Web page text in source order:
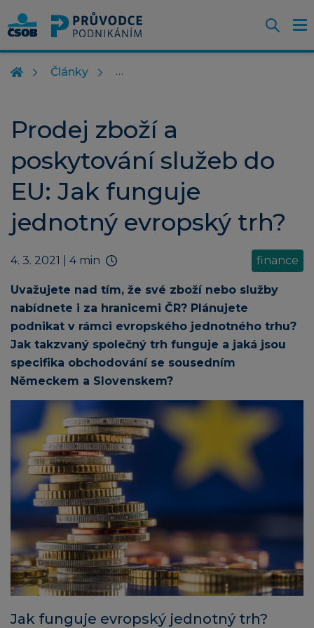
Články
Prodej zboží a
poskytování služeb do
EU: Jak funguje
jednotný evropský trh?
4. 3. 2021 | 4 min finance
Uvažujete nad tím, že své zboží nebo služby
nabídnete i za hranicemi ČR? Plánujete
podnikat v rámci evropského jednotného trhu?
Jak takzvaný společný trh funguje a jaká jsou
specifika obchodování se sousedním
Německem a Slovenskem?
Jak funguje evropský jednotný trh?